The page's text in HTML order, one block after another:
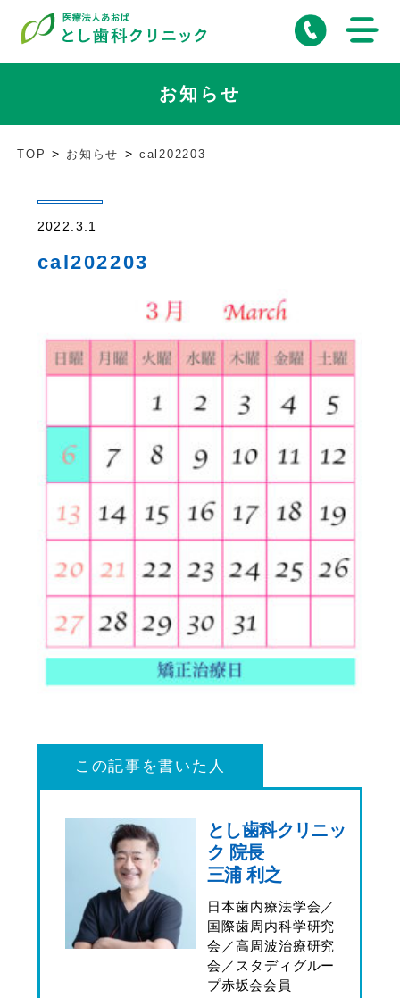
お知らせ
TOP お知らせ cal202203
2022.3.1
cal202203
この記事を書いた人
とし歯科クリニッ
ク 院長
三浦 利之
日本歯内療法学会／
国際歯周内科学研究
会／高周波治療研究
会／スタディグルー
プ赤坂会会員